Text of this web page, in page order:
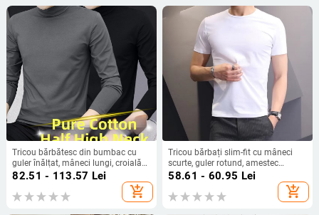
Tricou bărbătesc din bumbac cu
guler înălțat, mâneci lungi, croială
slim, țesătură subțire (100%
bumbac; guler înălțat; mâneci
lungi; croială slim)
82.51 - 113.57 Lei
add_shopping_cart
Tricou bărbați slim-fit cu mâneci
scurte, guler rotund, amestec
poliester, ușor
58.61 - 60.95 Lei
add_shopping_cart